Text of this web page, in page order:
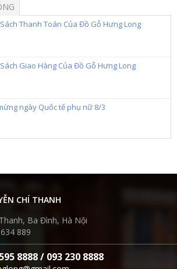
Thanh Toán Của Đồ Gỗ Hưng Long
Giao Hàng Của Đồ Gỗ Hưng Long
ngày Quốc tế phụ nữ 8/3
CHÍ THANH
Ba Đình, Hà Nội
889
8888 / 093 230 8888